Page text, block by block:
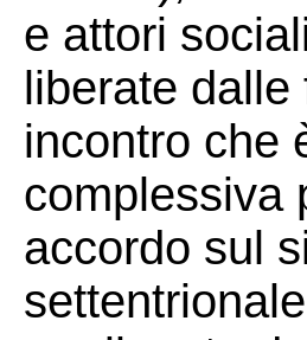
e attori
liberate
incontro che
complessiva
accordo sul